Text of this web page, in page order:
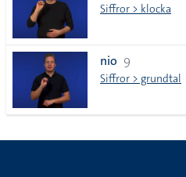
lista
Siffror > klocka
nio 9
Siffror > grundtal